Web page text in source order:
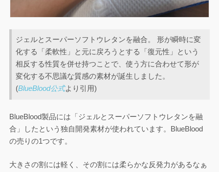
ジェルとスーパーソフトウレタンを融合。 形が瞬時に変
化する「柔軟性」と元に戻ろうとする「復元性」という
相反する性質を併せ持つことで、使う方に合わせて形が
変化する不思議な質感の素材が誕生しました。
(BlueBlood公式より引用)
BlueBlood製品には「ジェルとスーパーソフトウレタンを融
合」したという独自開発素材が使われています。BlueBlood
の売りの1つです。
大きさの割には軽く、その割には柔らかな反発力があるなぁ